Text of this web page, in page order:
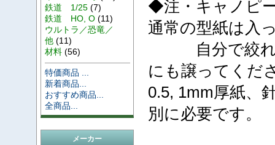
鉄道 1/25(7)
鉄道 HO, O(11)
ウルトラ／恐竜／
他(11)
材料(56)
特価商品 ...
新着商品...
おすすめ商品...
全商品...
メーカー
◆注・キャノピ
通常の型紙は入
自分で絞れっ
にも譲ってくだ
0.5, 1mm厚紙、
別に必要です。